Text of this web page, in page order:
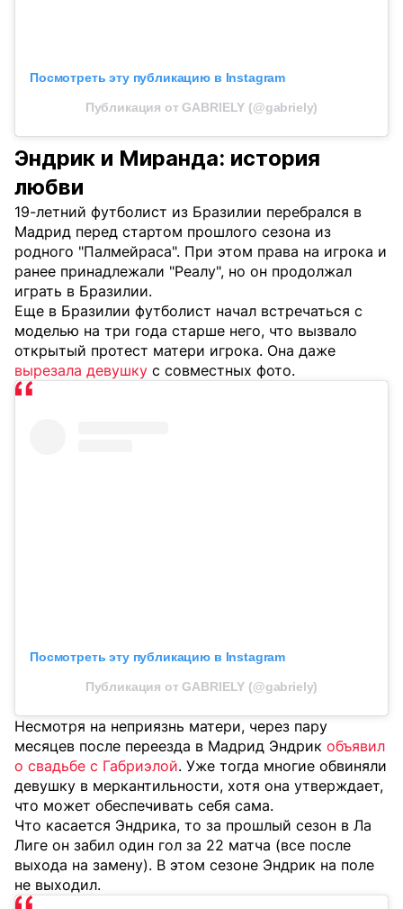
Посмотреть эту публикацию в Instagram
Публикация от GABRIELY (@gabriely)
Эндрик и Миранда: история
любви
19-летний футболист из Бразилии перебрался в
Мадрид перед стартом прошлого сезона из
родного "Палмейраса". При этом права на игрока и
ранее принадлежали "Реалу", но он продолжал
играть в Бразилии.
Еще в Бразилии футболист начал встречаться с
моделью на три года старше него, что вызвало
открытый протест матери игрока. Она даже
вырезала девушку с совместных фото.
Посмотреть эту публикацию в Instagram
Публикация от GABRIELY (@gabriely)
Несмотря на неприязнь матери, через пару
месяцев после переезда в Мадрид Эндрик объявил
о свадьбе с Габриэлой. Уже тогда многие обвиняли
девушку в меркантильности, хотя она утверждает,
что может обеспечивать себя сама.
Что касается Эндрика, то за прошлый сезон в Ла
Лиге он забил один гол за 22 матча (все после
выхода на замену). В этом сезоне Эндрик на поле
не выходил.